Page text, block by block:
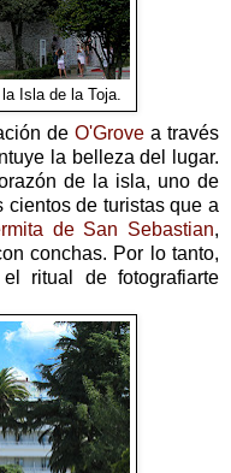
Isla de la Toja.
deO'Grove a través
la belleza del lugar.
de la isla, uno de
cientos de turistas que a
de San Sebastian,
conchas. Por lo tanto,
ritual de fotografiarte